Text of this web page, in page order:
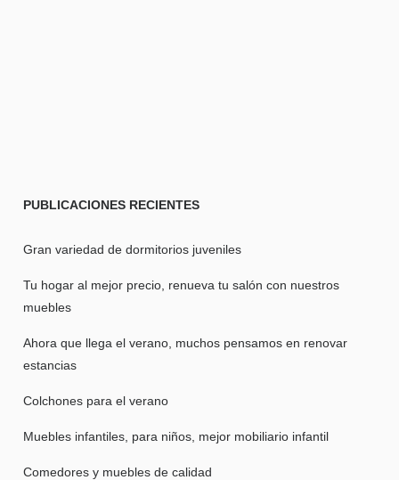
PUBLICACIONES RECIENTES
Gran variedad de dormitorios juveniles
Tu hogar al mejor precio, renueva tu salón con nuestros
muebles
Ahora que llega el verano, muchos pensamos en renovar
estancias
Colchones para el verano
Muebles infantiles, para niños, mejor mobiliario infantil
Comedores y muebles de calidad